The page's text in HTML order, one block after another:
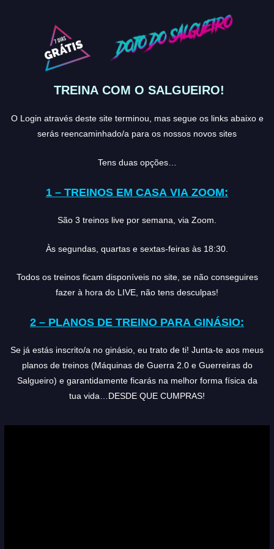
TREINA COM O SALGUEIRO!
O Login através deste site terminou, mas segue os links abaixo e
serás reencaminhado/a para os nossos novos sites
Tens duas opções…
1 – TREINOS EM CASA VIA ZOOM:
São 3 treinos live por semana, via Zoom.
Às segundas, quartas e sextas-feiras às 18:30.
Todos os treinos ficam disponíveis no site, se não conseguires
fazer à hora do LIVE, não tens desculpas!
2 – PLANOS DE TREINO PARA GINÁSIO:
Se já estás inscrito/a no ginásio, eu trato de ti! Junta-te aos meus
planos de treinos (Máquinas de Guerra 2.0 e Guerreiras do
Salgueiro) e garantidamente ficarás na melhor forma física da
tua vida…DESDE QUE CUMPRAS!